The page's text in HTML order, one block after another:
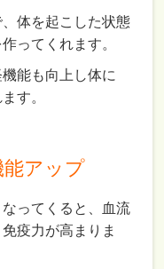
体を起こした状態
ってくれます。
能も向上し体に
す。
能アップ
ってくると、血流
疫力が高まりま